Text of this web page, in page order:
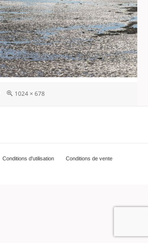
Taille
1024 × 678
Conditions d'utilisation Conditions de vente